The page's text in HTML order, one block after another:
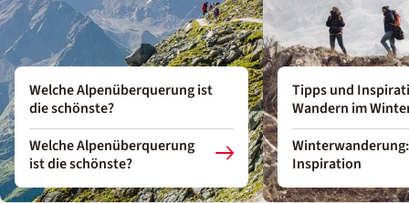
Welche Alpenüberquerung ist
die schönste?
Welche Alpenüberquerung
ist die schönste?
Tipps und
Wandern im
Inspiration